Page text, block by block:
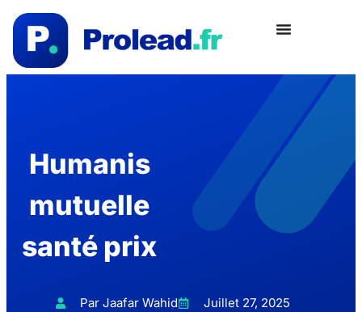
Humanis
mutuelle
santé prix
Par Jaafar Wahid
Juillet 27, 2025